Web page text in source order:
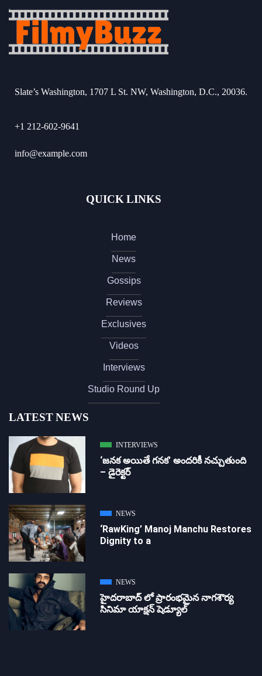
Slate’s Washington, 1707 L St. NW, Washington, D.C., 20036.
+1 212-602-9641
info@example.com
QUICK LINKS
Home
News
Gossips
Reviews
Exclusives
Videos
Interviews
Studio Round Up
LATEST NEWS
INTERVIEWS
‘జ‌న‌క అయితే గ‌న‌క‌’ అందరికీ నచ్చుతుంది
– డైరెక్ట‌ర్
NEWS
‘RawKing’ Manoj Manchu Restores
Dignity to a
NEWS
హైదరాబాద్ లో ప్రారంభమైన నాగశౌర్య
సినిమా యాక్షన్ షెడ్యూల్